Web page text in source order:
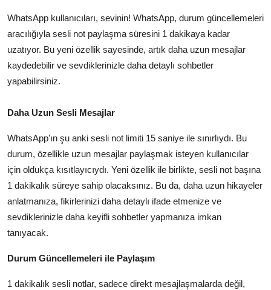
ÖNEMLİ GÜNLER
GALERİ
WhatsApp kullanıcıları, sevinin! WhatsApp, durum güncellemeleri
aracılığıyla sesli not paylaşma süresini 1 dakikaya kadar
uzatıyor. Bu yeni özellik sayesinde, artık daha uzun mesajlar
kaydedebilir ve sevdiklerinizle daha detaylı sohbetler
yapabilirsiniz.
Daha Uzun Sesli Mesajlar
WhatsApp'ın şu anki sesli not limiti 15 saniye ile sınırlıydı. Bu
durum, özellikle uzun mesajlar paylaşmak isteyen kullanıcılar
için oldukça kısıtlayıcıydı. Yeni özellik ile birlikte, sesli not başına
1 dakikalık süreye sahip olacaksınız. Bu da, daha uzun hikayeler
anlatmanıza, fikirlerinizi daha detaylı ifade etmenize ve
sevdiklerinizle daha keyifli sohbetler yapmanıza imkan
tanıyacak.
Durum Güncellemeleri ile Paylaşım
1 dakikalık sesli notlar, sadece direkt mesajlaşmalarda değil,